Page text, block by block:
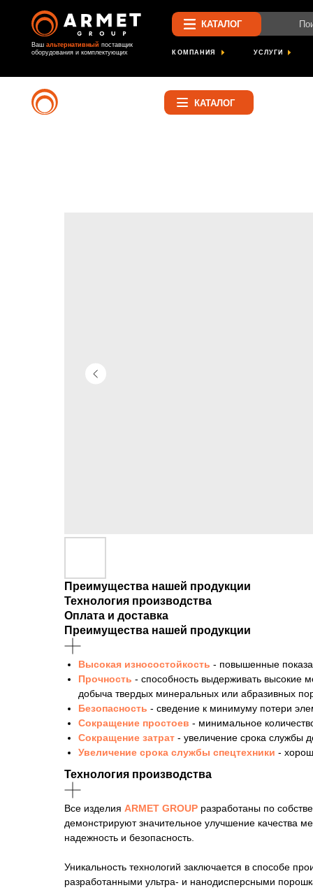
поставщик
оборудования и комплектующих
Поиск по
КАТАЛОГ
КАТАЛОГ
Преимущества нашей продукции
Технология производства
Оплата и доставка
Преимущества нашей продукции
Высокая износостойкость - повышенные
Прочность - способность выдерживать высокие
добыча твердых минеральных или абразивных
Безопасность - сведение к минимуму потери
Сокращение простоев - минимальное
Сокращение затрат - увеличение срока службы
Увеличение срока службы спецтехники -
Технология производства
Все изделия ARMET GROUP разработаны по
демонстрируют значительное улучшение качества
надежность и безопасность.
Уникальность технологий заключается в способе
разработанными ультра- и нанодисперсными